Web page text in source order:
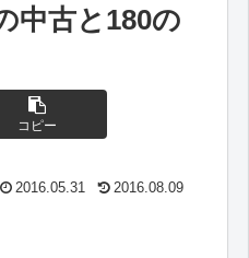
中古と180の
コピー
2016.05.31 2016.08.09